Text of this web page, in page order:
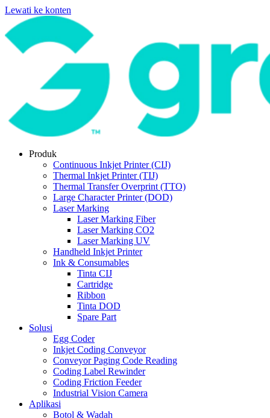
Lewati ke konten
Produk
Continuous Inkjet Printer (CIJ)
Thermal Inkjet Printer (TIJ)
Thermal Transfer Overprint (TTO)
Large Character Printer (DOD)
Laser Marking
Laser Marking Fiber
Laser Marking CO2
Laser Marking UV
Handheld Inkjet Printer
Ink & Consumables
Tinta CIJ
Cartridge
Ribbon
Tinta DOD
Spare Part
Solusi
Egg Coder
Inkjet Coding Conveyor
Conveyor Paging Code Reading
Coding Label Rewinder
Coding Friction Feeder
Industrial Vision Camera
Aplikasi
Botol & Wadah